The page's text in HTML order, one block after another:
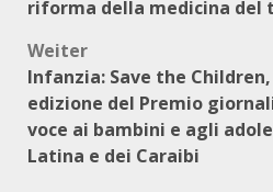
riforma della medicina del
Weiter
Infanzia: Save the
edizione del Premio
voce ai bambini e agli
Latina e dei Caraibi